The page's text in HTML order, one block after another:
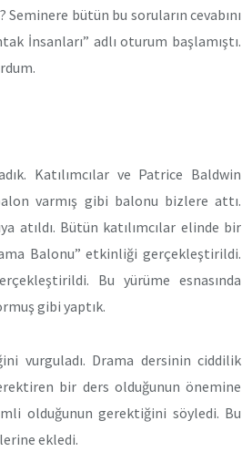
bütün bu soruların cevabını
İnsanları” adlı oturum başlamıştı.
Katılımcılar ve Patrice Baldwin
varmış gibi balonu bizlere attı.
atıldı. Bütün katılımcılar elinde bir
Balonu” etkinliği gerçekleştirildi.
Bu yürüme esnasında
gibi yaptık.
vurguladı. Drama dersinin ciddilik
bir ders olduğunun önemine
olduğunun gerektiğini söyledi. Bu
ekledi.